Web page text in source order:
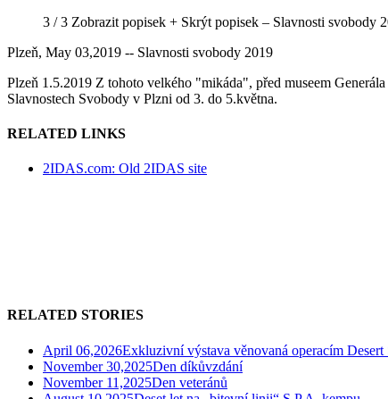
3 / 3 Zobrazit popisek + Skrýt popisek – Slavnosti svobody
Plzeň, May 03,2019 -- Slavnosti svobody 2019
Plzeň 1.5.2019 Z tohoto velkého "mikáda", před museem
Slavnostech Svobody v Plzni od 3. do 5.května.
RELATED LINKS
2IDAS.com: Old 2IDAS site
RELATED STORIES
April 06,2026Exkluzivní výstava věnovaná operacím Desert
November 30,2025Den díkůvzdání
November 11,2025Den veteránů